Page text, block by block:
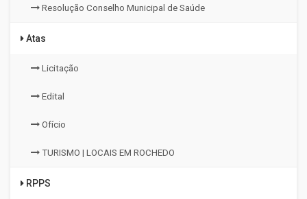
Resolução Conselho Municipal de Saúde
Atas
Licitação
Edital
Ofício
TURISMO | LOCAIS EM ROCHEDO
RPPS